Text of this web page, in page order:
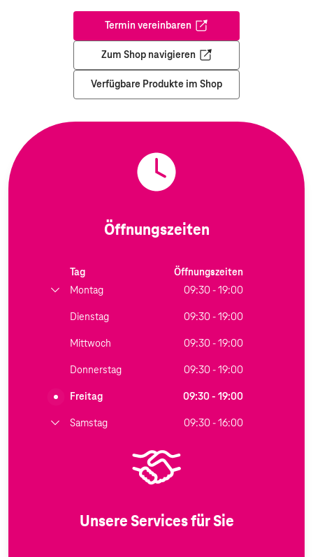
Termin vereinbaren
Öffnet in einem neuen Tab
Zum Shop navigieren
Öffnet in einem neuen Tab
Verfügbare Produkte im Shop
Öffnungszeiten
Tag
Öffnungszeiten
Montag
09:30 - 19:00
Dienstag 09:30 - 19:00
Mittwoch 09:30 - 19:00
Donnerstag 09:30 - 19:00
Freitag 09:30 - 19:00
Samstag 09:30 - 16:00
Unsere Services für Sie